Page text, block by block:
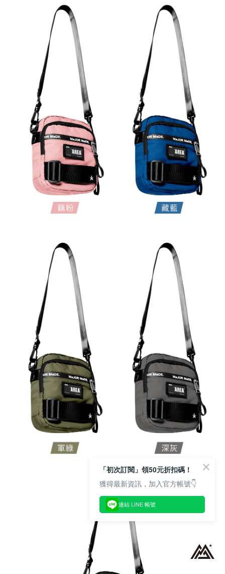
「初次訂閱」領50元折扣碼！
獲得最新資訊，加入官方帳號👇
連結 LINE 帳號